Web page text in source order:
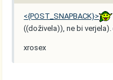
<{POST_SNAPBACK}>
((doživela)), ne bi verjela).
xrosex